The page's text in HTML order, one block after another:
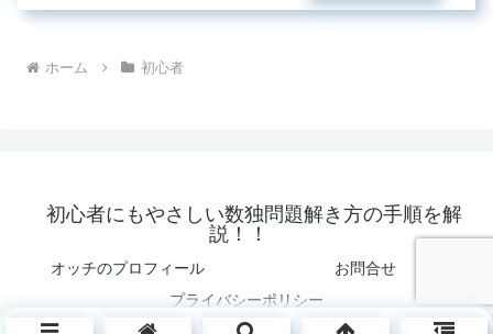
ホーム 初心者
初心者にもやさしい数独問題解き方の手順を解
説！！
オッチのプロフィール
お問合せ
プライバシーポリシー